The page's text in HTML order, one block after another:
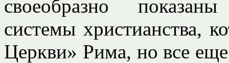
своеобразно
системы христианства,
Церкви» Рима, но все